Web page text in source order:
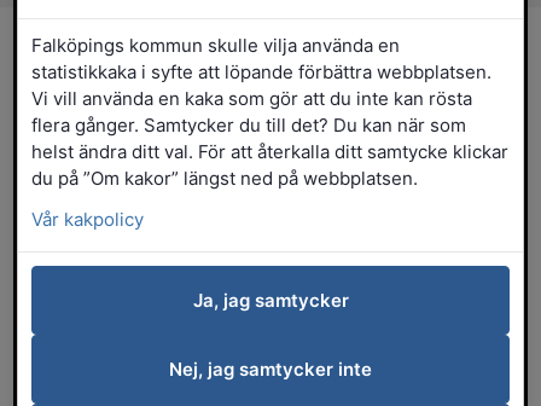
Nyhetsarkiv
Välj nyhetskategori
Bygga & bo
Förskola, skola och utbildning
Jobb & företagande
Kommun & service
Miljö, klimat & energi
Platsutveckling & planering
Falköpings kommun skulle vilja använda en
statistikkaka i syfte att löpande förbättra webbplatsen.
Vi vill använda en kaka som gör att du inte kan rösta
flera gånger. Samtycker du till det? Du kan när som
helst ändra ditt val. För att återkalla ditt samtycke klickar
du på ”Om kakor” längst ned på webbplatsen.
Vår kakpolicy
Ja, jag samtycker
Nej, jag samtycker inte